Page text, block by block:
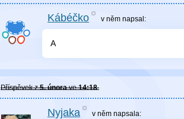
Kábéčko v němnapsal:
A
Příspěvek z5. únorave14:18.
Nyjaka v němnapsala: